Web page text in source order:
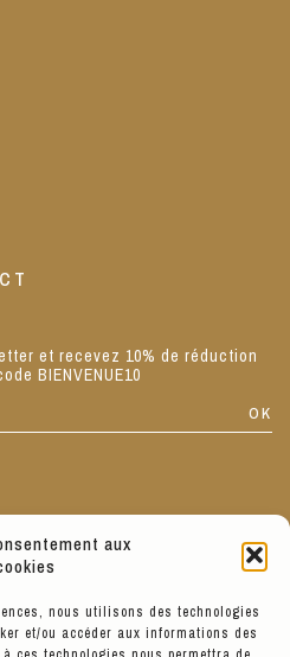
aux
nous utilisons des technologies
et/ou accéder aux informations des
et recevez 10% de réduction
BIENVENUE10
notre jolie Place Sathonay, Lyon